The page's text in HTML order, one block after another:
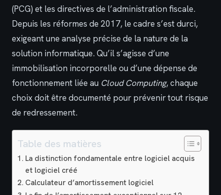
(PCG) et les directives de l’administration fiscale.
Depuis les réformes de 2017, le cadre s’est durci,
exigeant une analyse précise de la nature de la
solution informatique. Qu’il s’agisse d’une
immobilisation incorporelle ou d’une dépense de
fonctionnement liée au Cloud Computing, chaque
choix doit être documenté pour prévenir tout risque
de redressement.
Table des matières
La distinction fondamentale entre logiciel acquis
et logiciel créé
Calculateur d’amortissement logiciel